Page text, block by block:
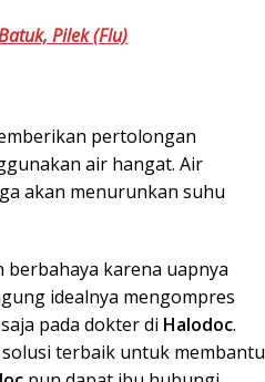
Pilek (Flu)
pertolongan
air hangat. Air
akan menurunkan suhu
karena uapnya
idealnya mengompres
pada dokter di Halodoc.
terbaik untuk membantu